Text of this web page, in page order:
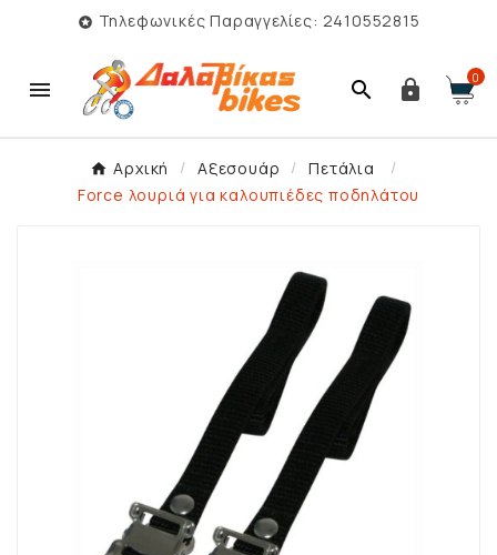
 Τηλεφωνικές Παραγγελίες: 2410552815
   0
Αρχική Αξεσουάρ
Πετάλια
Force λουριά για καλουπιέδες ποδηλάτου